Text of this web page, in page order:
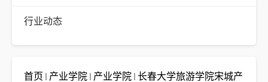
行业动态
首页 产业学院 产业学院 长春大学旅游学院宋城产